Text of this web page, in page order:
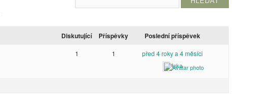
Diskutující Příspěvky Poslední příspěvek
1 1 před 4 roky a 4 měsíci
Inka